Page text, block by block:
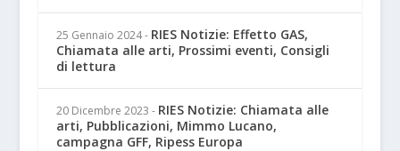
25 Gennaio 2024 - RIES Notizie: Effetto GAS,
Chiamata alle arti, Prossimi eventi, Consigli
di lettura
20 Dicembre 2023 - RIES Notizie: Chiamata alle
arti, Pubblicazioni, Mimmo Lucano,
campagna GFF, Ripess Europa